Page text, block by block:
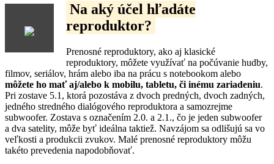
Na aký účel hľadáte
reproduktor?
Prenosné reproduktory, ako aj klasické
reproduktory, môžete využívať na počúvanie hudby,
filmov, seriálov, hrám alebo iba na prácu s notebookom alebo
môžete ho mať aj/alebo k mobilu, tabletu, či inému zariadeniu.
Pri zostave 5.1, ktorá pozostáva z dvoch predných, dvoch zadných,
jedného stredného dialógového reproduktora a samozrejme
subwoofer. Zostava s označením 2.0. a 2.1., čo je jeden subwoofer
a dva satelity, môže byť ideálna taktiež. Navzájom sa odlišujú sa vo
veľkosti a produkcii zvukov. Malé prenosné reproduktory môžu
takéto prevedenia napodobňovať.